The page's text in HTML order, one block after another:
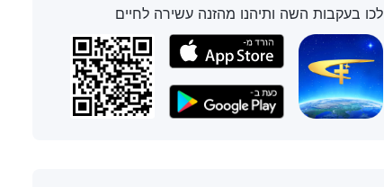
4:26
דבר אלוהים היומי: ייעודים ותוצאות –
מובאה 603
לכו בעקבות השה ותיהנו מהזנה עשירה לחיים